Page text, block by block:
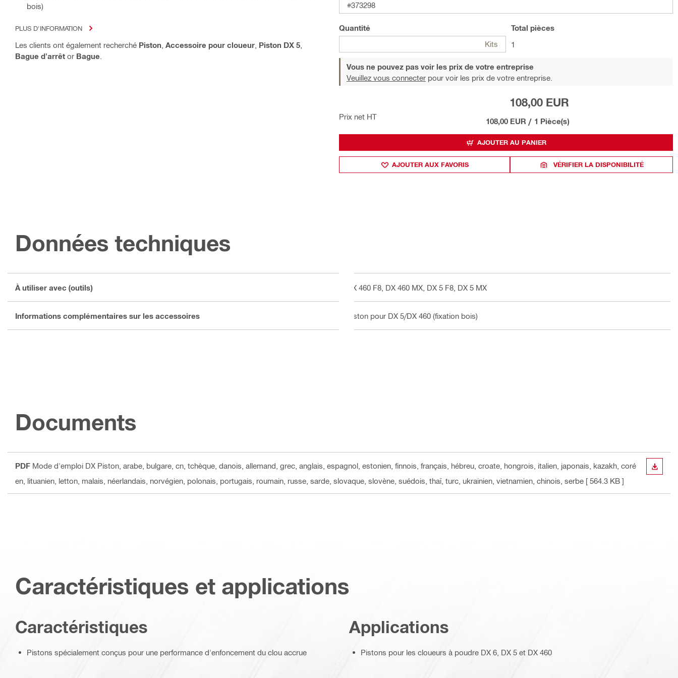
bois)
PLUS D'INFORMATION
Les clients ont également recherché Piston Accessoire pour cloueur Piston DX 5
Bague d'arrêt or Bague
#373298
Quantité
Kits
Total pièces
1
Vous ne pouvez pas voir les prix de votre entreprise
Veuillez vous connecter pour voir les prix de votre entreprise.
Prix net HT
108,00 EUR
108,00 EUR / 1 Pièce(s)
AJOUTER AU PANIER
AJOUTER AUX FAVORIS VÉRIFIER LA DISPONIBILITÉ
Données techniques
À utiliser avec (outils) DX 460 F8, DX 460 MX, DX 5 F8, DX 5 MX
Informations complémentaires sur les accessoires Piston pour DX 5/DX 460 (fixation bois)
Documents
PDF Mode d'emploi DX Piston , arabe, bulgare, cn, tchèque, danois, allemand, grec, anglais, espagnol, estonien, finnois, français, hébreu, croate, hongrois, italien, japonais, kazakh, coré
en, lituanien, letton, malais, néerlandais, norvégien, polonais, portugais, roumain, russe, sarde, slovaque, slovène, suédois, thaï, turc, ukrainien, vietnamien, chinois, serbe [ 564.3 KB ]
Caractéristiques et applications
Caractéristiques
Pistons spécialement conçus pour une performance d'enfoncement du clou accrue
Applications
Pistons pour les cloueurs à poudre DX 6, DX 5 et DX 460